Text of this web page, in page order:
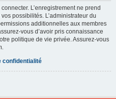
L’enregistrement ne prend
possibilités. L’administrateur du
additionnelles aux membres
vous d’avoir pris connaissance
politique de vie privée. Assurez-vous
confidentialité